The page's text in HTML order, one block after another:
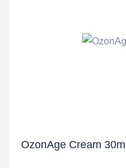
OzonAge Cream 30ml